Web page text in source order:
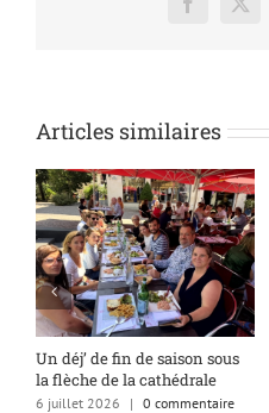
Facebook
X
Articles similaires
Un déj’ de fin de saison sous
la flèche de la cathédrale
6 juillet 2026 | 0 commentaire